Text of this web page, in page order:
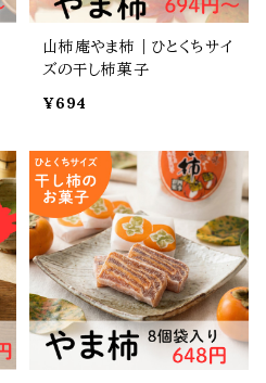
山柿庵やま柿｜ひとくちサイ
ズの干し柿菓子
¥694